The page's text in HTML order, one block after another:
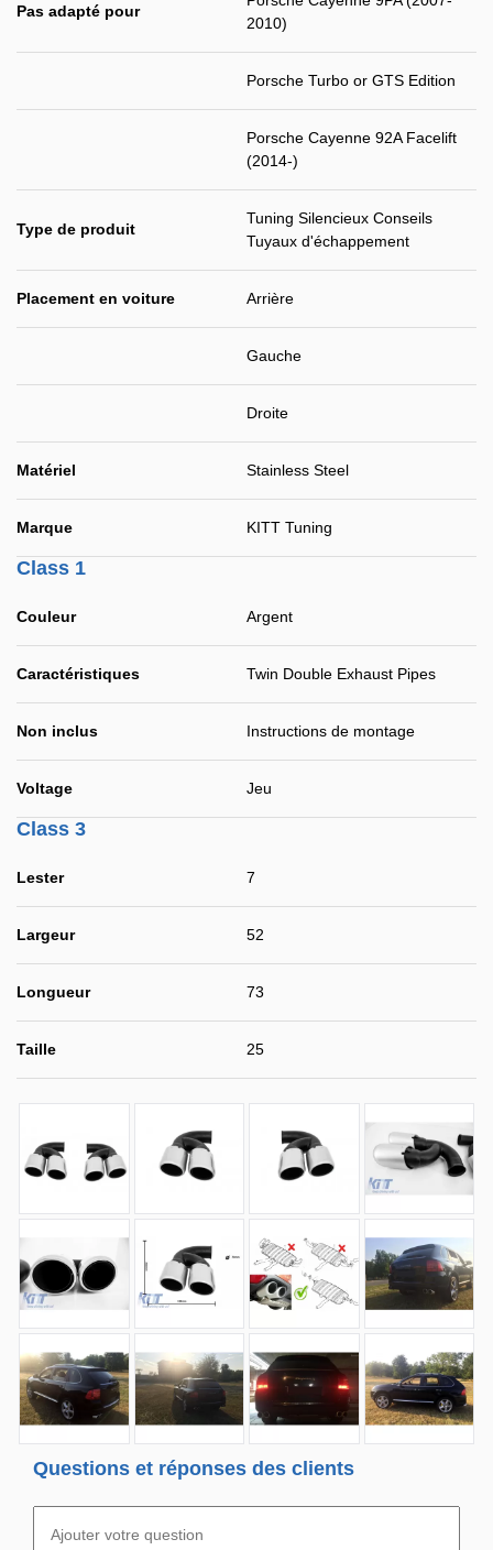
Pas adapté pour
2010)
Porsche Turbo or GTS Edition
Porsche Cayenne 92A Facelift
(2014-)
Type de produit
Tuning Silencieux Conseils
Tuyaux d'échappement
Placement en voiture Arrière
Gauche
Droite
Matériel Stainless Steel
Marque KITT Tuning
Class 1
Couleur Argent
Caractéristiques Twin Double Exhaust Pipes
Non inclus Instructions de montage
Voltage Jeu
Class 3
Lester 7
Largeur 52
Longueur 73
Taille 25
Questions et réponses des clients